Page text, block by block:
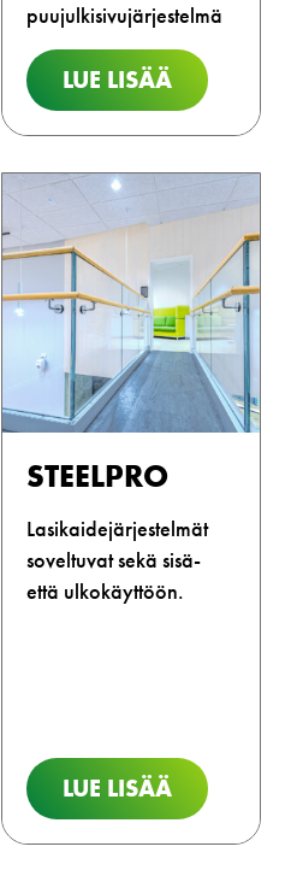
puujulkisivujärjestelmä
LUE LISÄÄ
STEELPRO
Lasikaidejärjestelmät
soveltuvat sekä sisä-
että ulkokäyttöön.
LUE LISÄÄ